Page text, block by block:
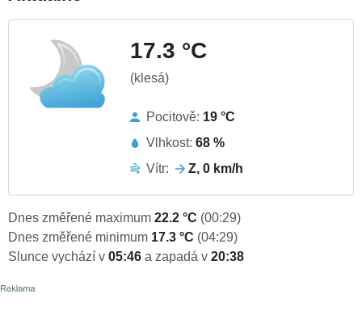
17.3 °C
(klesá)
Pocitově: 19 °C
Vlhkost: 68 %
Vítr:
Z, 0 km/h
Dnes změřené maximum 22.2 °C (00:29)
Dnes změřené minimum 17.3 °C (04:29)
Slunce vychází v 05:46 a zapadá v 20:38